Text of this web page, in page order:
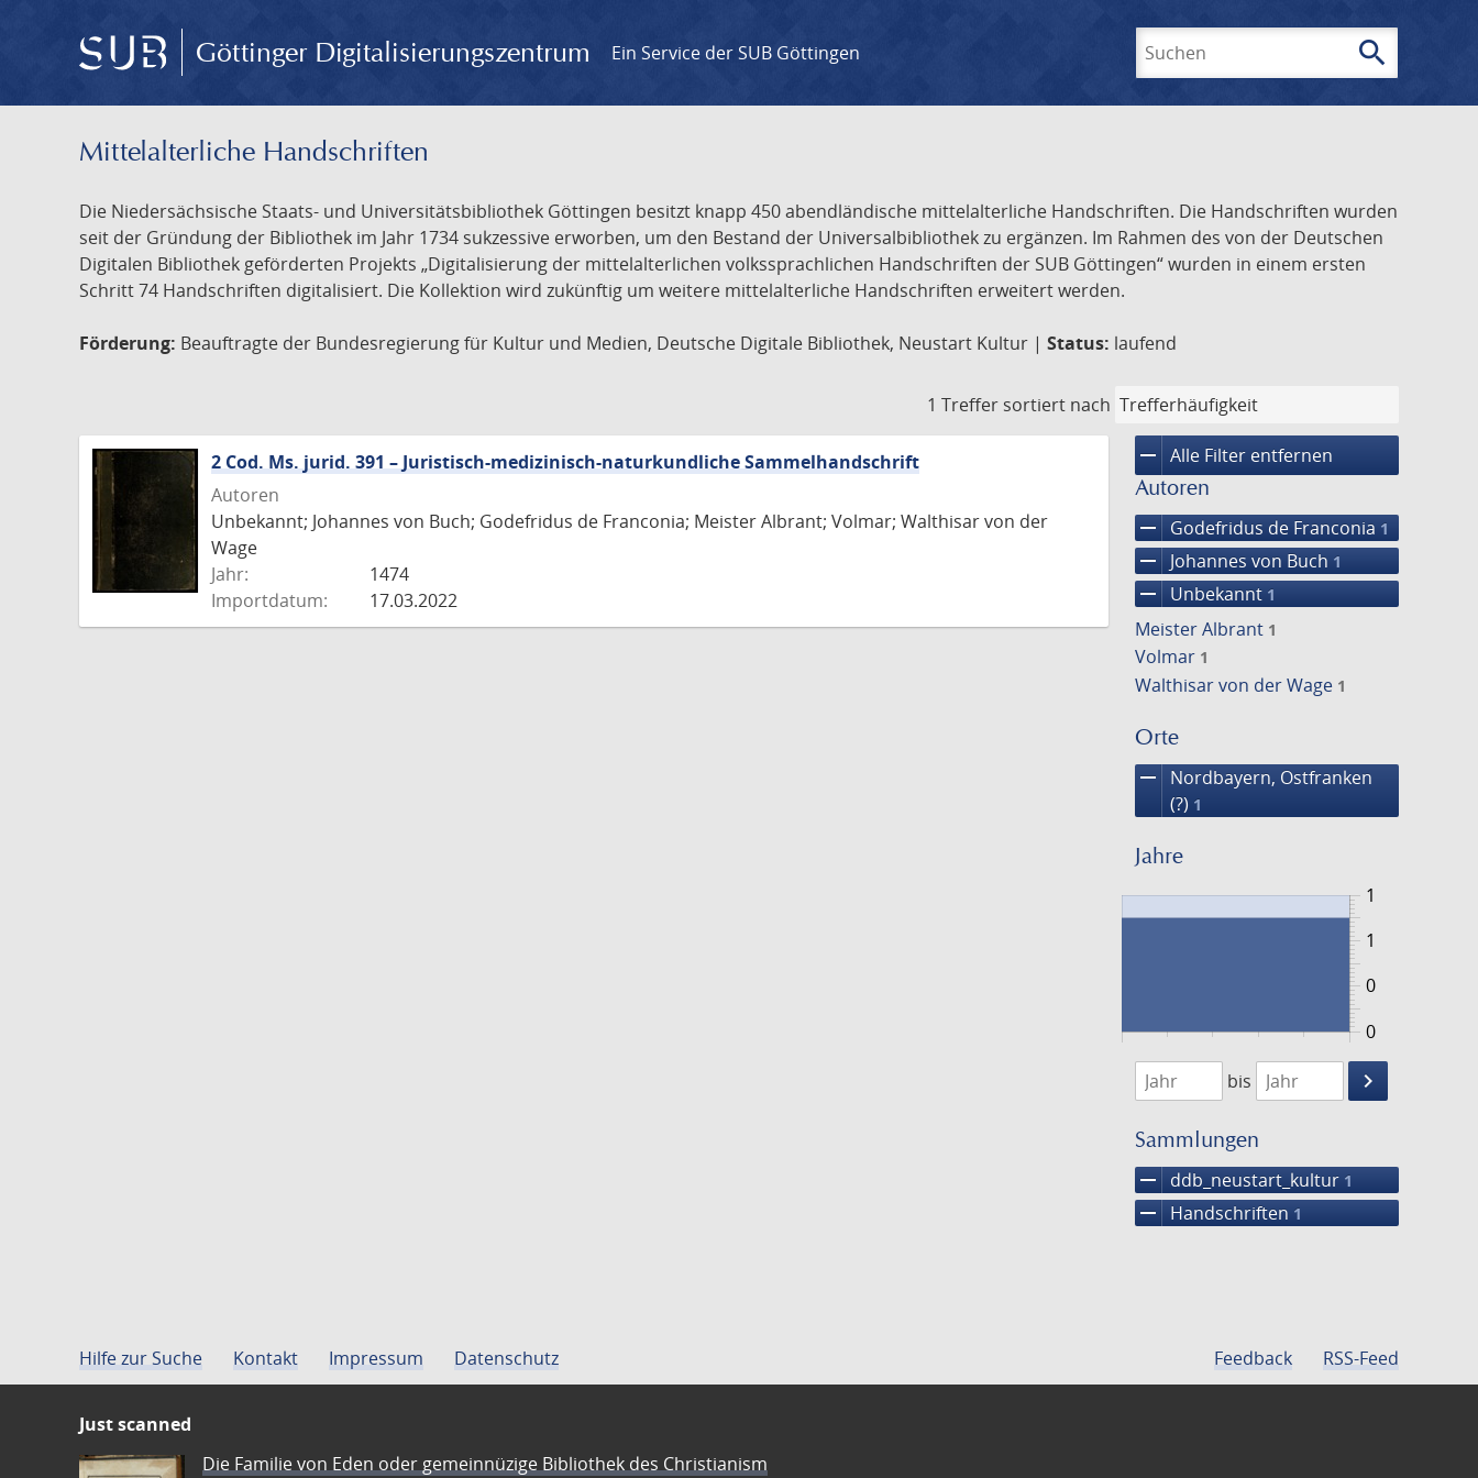
Göttinger Digitalisierungszentrum Ein Service der SUB Göttingen search
Mittelalterliche Handschriften
Die Niedersächsische Staats- und Universitätsbibliothek Göttingen besitzt knapp 450 abendländische mittelalterliche Handschriften. Die Handschriften wurden
seit der Gründung der Bibliothek im Jahr 1734 sukzessive erworben, um den Bestand der Universalbibliothek zu ergänzen. Im Rahmen des von der Deutschen
Digitalen Bibliothek geförderten Projekts „Digitalisierung der mittelalterlichen volkssprachlichen Handschriften der SUB Göttingen“ wurden in einem ersten
Schritt 74 Handschriften digitalisiert. Die Kollektion wird zukünftig um weitere mittelalterliche Handschriften erweitert werden.
Förderung: Beauftragte der Bundesregierung für Kultur und Medien, Deutsche Digitale Bibliothek, Neustart Kultur | Status: laufend
1 Treffer sortiert nach
remove Alle Filter entfernen
Autoren
remove Godefridus de Franconia 1
remove Johannes von Buch 1
remove Unbekannt 1
Meister Albrant 1
Volmar 1
Walthisar von der Wage 1
Orte
remove
Nordbayern, Ostfranken
(?) 1
Jahre
0
1
0
1
1474
1475
bis
keyboard_arrow_right
Suche
Sammlungen
remove ddb_neustart_kultur 1
remove Handschriften 1
2 Cod. Ms. jurid. 391 – Juristisch-medizinisch-naturkundliche Sammelhandschrift
Autoren
Unbekannt; Johannes von Buch; Godefridus de Franconia; Meister Albrant; Volmar; Walthisar von der
Wage
Jahr:
1474
Importdatum:
17.03.2022
Hilfe zur Suche Kontakt Impressum Datenschutz Feedback RSS-Feed
Just scanned
Die Familie von Eden oder gemeinnüzige Bibliothek des Christianism